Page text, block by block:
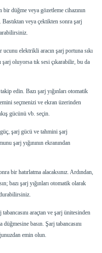
bir düğme veya gözetleme cihazının
Bastıktan veya çektikten sonra şarj
ucunu elektrikli aracın şarj portuna sıkı
şarj oluyorsa tık sesi çıkarabilir, bu da
edin. Bazı şarj yığınları otomatik
seçmenizi ve ekran üzerinden
gücünü vb. seçin.
şarj gücü ve tahmini şarj
şarj yığınının ekranından
bir hatırlatma alacaksınız. Ardından,
bazı şarj yığınları otomatik olarak
araçtan ve şarj ünitesinden
basın. Şarj tabancasını
emin olun.